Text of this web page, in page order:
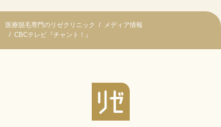
医療脱毛専門のリゼクリニック
メディア情報
CBCテレビ『チャント！』